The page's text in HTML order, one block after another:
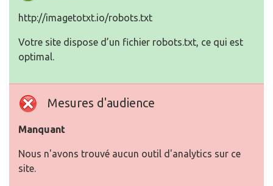
http://imagetotxt.io/robots.txt
Votre site dispose d’un fichier robots.txt, ce qui est
optimal.
Mesures d'audience
Manquant
Nous n'avons trouvé aucun outil d'analytics sur ce
site.